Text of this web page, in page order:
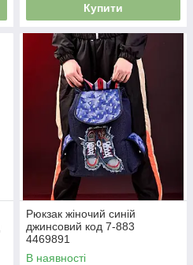
Купити
Рюкзак жіночий синій
джинсовий код 7-883
4469891
В наявності